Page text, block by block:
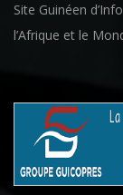
Site Guinéen
l’Afrique et le